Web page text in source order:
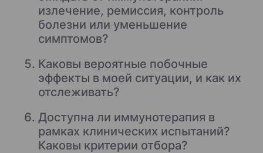
излечение, ремиссия, контроль
болезни или уменьшение
симптомов?
Каковы вероятные побочные
эффекты в моей ситуации, и как их
отслеживать?
Доступна ли иммунотерапия в
рамках клинических испытаний?
Каковы критерии отбора?